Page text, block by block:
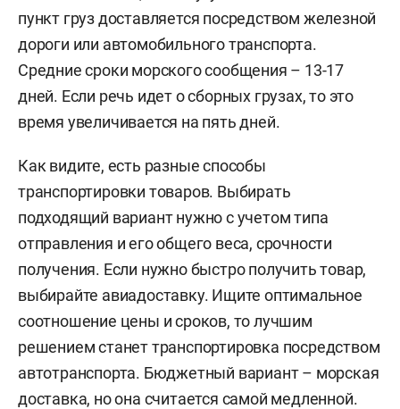
пункт груз доставляется посредством железной
дороги или автомобильного транспорта.
Средние сроки морского сообщения – 13-17
дней. Если речь идет о сборных грузах, то это
время увеличивается на пять дней.
Как видите, есть разные способы
транспортировки товаров. Выбирать
подходящий вариант нужно с учетом типа
отправления и его общего веса, срочности
получения. Если нужно быстро получить товар,
выбирайте авиадоставку. Ищите оптимальное
соотношение цены и сроков, то лучшим
решением станет транспортировка посредством
автотранспорта. Бюджетный вариант – морская
доставка, но она считается самой медленной.